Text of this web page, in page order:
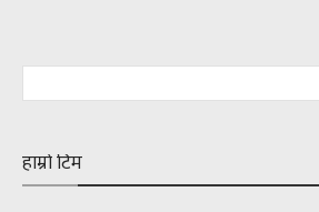
हाम्रो टिम